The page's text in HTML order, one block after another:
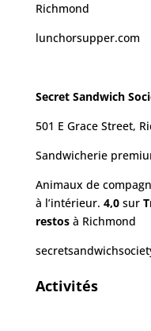
Richmond
lunchorsupper.com
Secret Sandwich
501 E Grace Street,
Sandwicherie
Animaux de
à l’intérieur. 4,0sur
restosà Richmond
Activités